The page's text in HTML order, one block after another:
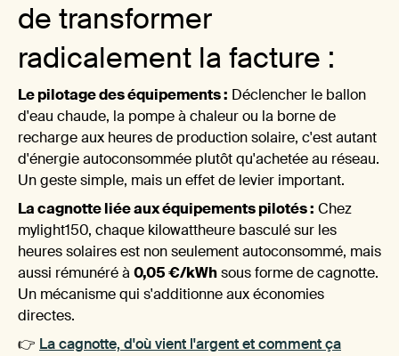
de transformer
radicalement la facture :
Le pilotage des équipements : Déclencher le ballon
d'eau chaude, la pompe à chaleur ou la borne de
recharge aux heures de production solaire, c'est autant
d'énergie autoconsommée plutôt qu'achetée au réseau.
Un geste simple, mais un effet de levier important.
La cagnotte liée aux équipements pilotés : Chez
mylight150, chaque kilowattheure basculé sur les
heures solaires est non seulement autoconsommé, mais
aussi rémunéré à 0,05 €/kWhsous forme de cagnotte.
Un mécanisme qui s'additionne aux économies
directes.
👉 La cagnotte, d'où vient l'argent et comment ça